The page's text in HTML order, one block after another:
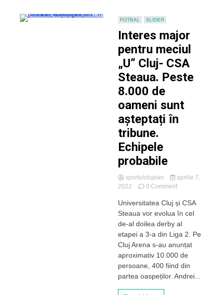
FOTBAL SLIDER
Interes major
pentru meciul
„U” Cluj- CSA
Steaua. Peste
8.000 de
oameni sunt
așteptați în
tribune.
Echipele
probabile
sportulclujean
aprilie 7,
2022
0 Commenton
major
pentru
meciul
Cluj-
CSA
Steaua.
Peste
8.000
Universitatea Cluj și CSA
Steaua vor evolua în cel
de-al doilea derby al
etapei a 3-a din Liga 2. Pe
Cluj Arena s-au anunțat
aproximativ 10.000 de
persoane, 400 fiind din
partea oaspeților. Andrei...